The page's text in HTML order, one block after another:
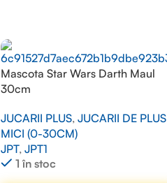
Mascota Star Wars Darth Maul
30cm
JUCARII PLUS, JUCARII DE PLUS
MICI (0-30CM)
JPT, JPT1
1 în stoc